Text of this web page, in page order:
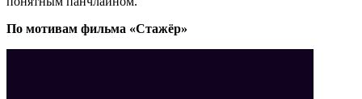
По мотивам фильма «Стажёр»